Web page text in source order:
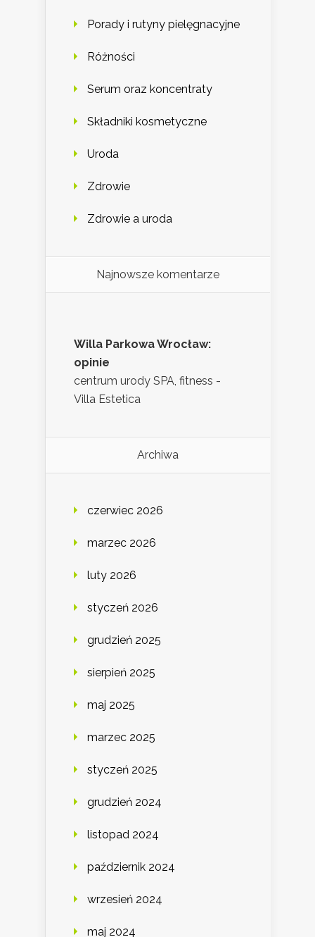
Porady i rutyny pielęgnacyjne
Różności
Serum oraz koncentraty
Składniki kosmetyczne
Uroda
Zdrowie
Zdrowie a uroda
Najnowsze komentarze
Willa Parkowa Wrocław:
opinie
centrum urody SPA, fitness -
Villa Estetica
Archiwa
czerwiec 2026
marzec 2026
luty 2026
styczeń 2026
grudzień 2025
sierpień 2025
maj 2025
marzec 2025
styczeń 2025
grudzień 2024
listopad 2024
październik 2024
wrzesień 2024
maj 2024